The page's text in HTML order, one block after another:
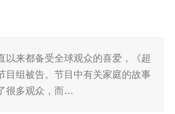
以来都备受全球观众的喜爱，《超
目组被告。节目中有关家庭的故事
很多观众，而…